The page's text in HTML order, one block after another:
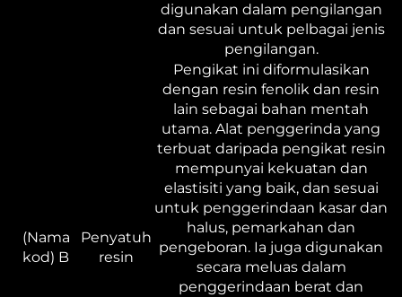
digunakan dalam pengilangan
dan sesuai untuk pelbagai jenis
pengilangan.
(Nama
kod) B
Penyatuh
resin
Pengikat ini diformulasikan
dengan resin fenolik dan resin
lain sebagai bahan mentah
utama. Alat penggerinda yang
terbuat daripada pengikat resin
mempunyai kekuatan dan
elastisiti yang baik, dan sesuai
untuk penggerindaan kasar dan
halus, pemarkahan dan
pengeboran. Ia juga digunakan
secara meluas dalam
penggerindaan berat dan